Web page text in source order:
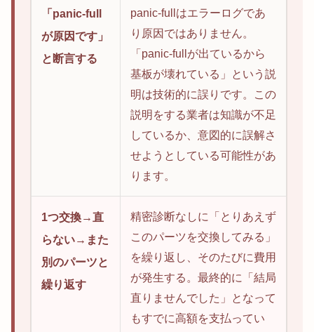
「panic-full
が原因です」
と断言する
panic-fullはエラーログであ
り原因ではありません。
「panic-fullが出ているから
基板が壊れている」という説
明は技術的に誤りです。この
説明をする業者は知識が不足
しているか、意図的に誤解さ
せようとしている可能性があ
ります。
1つ交換→直
らない→また
別のパーツと
繰り返す
精密診断なしに「とりあえず
このパーツを交換してみる」
を繰り返し、そのたびに費用
が発生する。最終的に「結局
直りませんでした」となって
もすでに高額を支払ってい